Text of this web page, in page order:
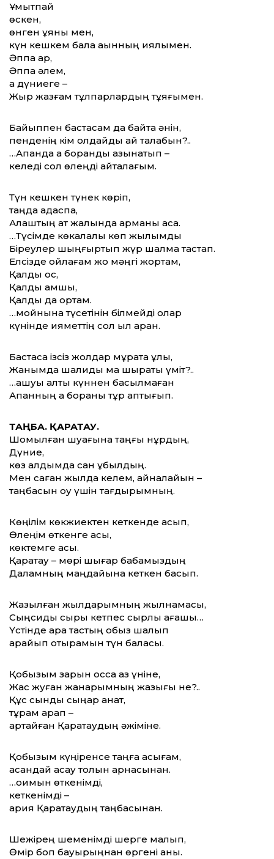
Ұмытпай
өскен,
өнген ұяны мен,
күн кешкем бала ақынның қиялымен.
Әппақ қар,
Әппақ әлем,
ақ дүниеге –
Жыр жазғам тұлпарлардың тұяғымен.
Байыппен бастасам да байтақ әнін,
пенденің кім қолдайды қай талабын?..
…Ақпанда ақ боранды азынатып –
келеді сол өлеңді қайталағым.
Түн кешкен түнек көріп,
таңда адаспақ,
Алаштың ат жалында арманы асқақ.
…Түсімде көкалалы көп жылқымды
Біреулер шыңғыртып жүр шалма тастап.
Елсізде ойлағам жоқ мәңгі жортам,
Қалды қос,
Қалды қамшы,
Қалды да ортам.
…мойнына түсетінін білмейді олар
күнінде қияметтің сол қыл арқан.
Бастаса ізсіз жолдар мұратқа ұлық,
Жанымда шалқиды ма шырақты үміт?..
…ашуы алты күннен басылмаған
Ақпанның ақ бораны тұр аптығып.
ТАҢБА. ҚАРАТАУ.
Шомылған шуағына таңғы нұрдың,
Дүние,
көз алдымда сан құбылдың.
Мен саған жылда келем, айналайын –
таңбасын оқу үшін тағдырымның.
Көңілім көкжиектен кеткенде асып,
Өлеңім өткенге асық,
көктемге асық.
Қаратау – мөрі шығар бабамыздың
Даламның маңдайына кеткен басып.
Жазылған жылдарымның жылнамасы,
Сыңсиды сыры кетпес сырлы ағашы…
Үстінде қара тастың қобыз шалып
қарайып отырамын түн баласы.
Қобызым зарын қосса қаз үніне,
Жас жуған жанарымның жазығы не?..
Құс сынды сыңар қанат,
тұрам қарап –
қартайған Қаратаудың әжіміне.
Қобызым күңіренсе таңға асығам,
асқандай асау толқын арнасынан.
…оқимын өткенімді,
кеткенімді –
қария Қаратаудың таңбасынан.
Шежірең шеменімді шерге малып,
Өмір боп бауырыңнан өргені анық.